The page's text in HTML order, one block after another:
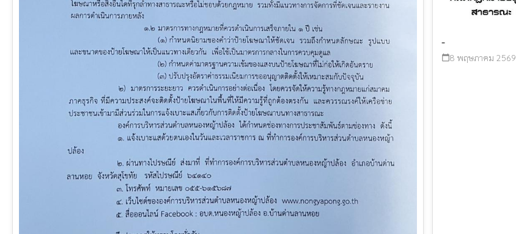
-
calendar_today8 พฤษภาคม 2569